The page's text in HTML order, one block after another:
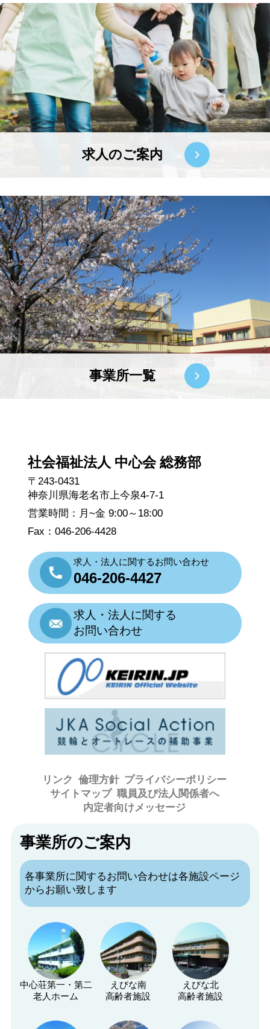
求人のご案内
事業所一覧
社会福祉法人 中心会 総務部
〒243-0431
神奈川県海老名市上今泉4-7-1
営業時間：月~金 9:00～18:00
Fax：046-206-4428
求人・法人に関するお問い合わせ
046-206-4427
求人・法人に関する
お問い合わせ
リンク 倫理方針 プライバシーポリシー
サイトマップ 職員及び法人関係者へ
内定者向けメッセージ
事業所のご案内
各事業所に関するお問い合わせは各施設ページ
からお願い致します
中心荘第一・第二
老人ホーム
えびな南
高齢者施設
えびな北
高齢者施設